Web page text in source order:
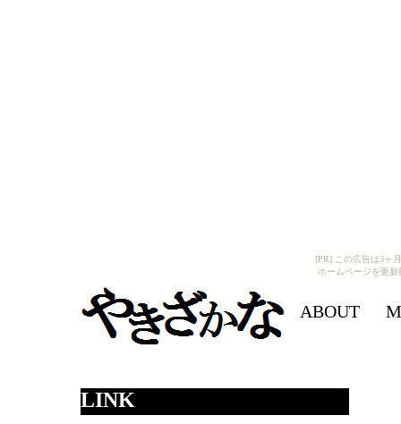
[PR] この広告は3ヶ
ホームページを更
ABOUT
LINK